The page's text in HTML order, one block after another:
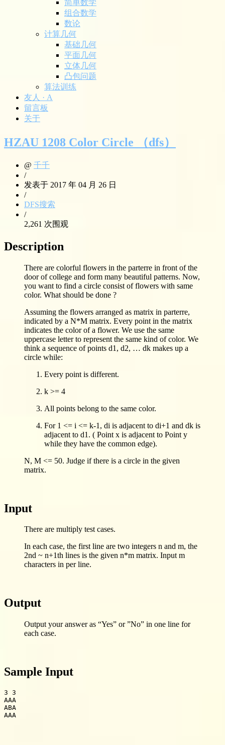
简单数学
组合数学
数论
计算几何
基础几何
平面几何
立体几何
凸包问题
算法训练
友人 · A
留言板
关于
HZAU 1208 Color Circle （dfs）
@ 千千
/
发表于 2017 年 04 月 26 日
/
DFS搜索
/
2,261 次围观
Description
There are colorful flowers in the parterre in front of the
door of college and form many beautiful patterns. Now,
you want to find a circle consist of flowers with same
color. What should be done ?
Assuming the flowers arranged as matrix in parterre,
indicated by a N*M matrix. Every point in the matrix
indicates the color of a flower. We use the same
uppercase letter to represent the same kind of color. We
think a sequence of points d1, d2, … dk makes up a
circle while:
Every point is different.
k >= 4
All points belong to the same color.
For 1 <= i <= k-1, di is adjacent to di+1 and dk is
adjacent to d1. ( Point x is adjacent to Point y
while they have the common edge).
N, M <= 50. Judge if there is a circle in the given
matrix.
Input
There are multiply test cases.
In each case, the first line are two integers n and m, the
2nd ~ n+1th lines is the given n*m matrix. Input m
characters in per line.
Output
Output your answer as “Yes” or ”No” in one line for
each case.
Sample Input
3 3
AAA
ABA